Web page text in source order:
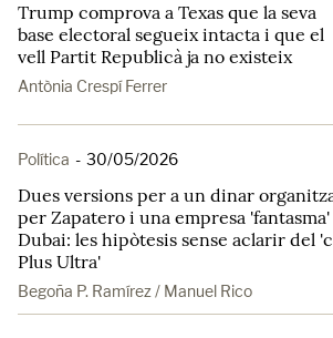
Trump comprova a Texas que la seva
base electoral segueix intacta i que el
vell Partit Republicà ja no existeix
Antònia Crespí Ferrer
Política - 30/05/2026
Dues versions per a un dinar
per Zapatero i una empresa 'fantasma'
Dubai: les hipòtesis sense aclarir del
Plus Ultra'
Begoña P. Ramírez / Manuel Rico